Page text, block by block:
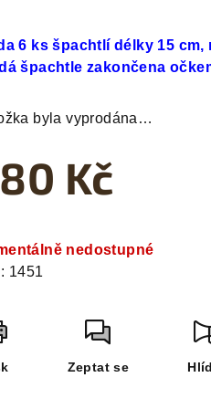
6 ks špachtlí délky 15 cm,
špachtle zakončena
byla vyprodána…
Kč
nedostupné
1451
Zeptat se